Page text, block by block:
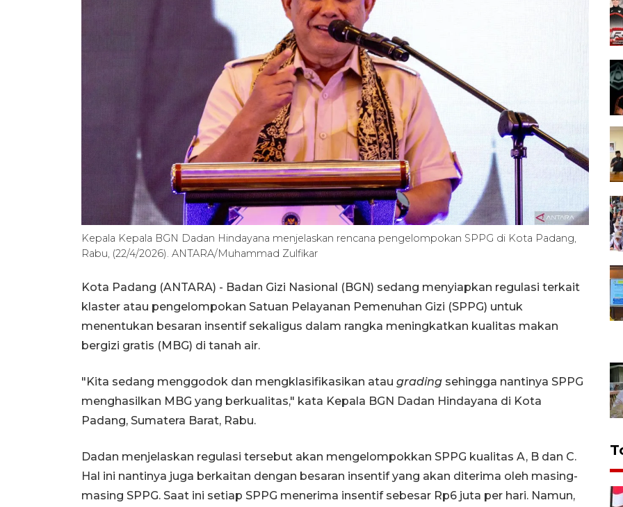
Kepala Kepala BGN Dadan Hindayana menjelaskan rencana pengelompokan SPPG di Kota Padang,
Rabu, (22/4/2026). ANTARA/Muhammad Zulfikar
Kota Padang (ANTARA) - Badan Gizi Nasional (BGN) sedang menyiapkan regulasi terkait
klaster atau pengelompokan Satuan Pelayanan Pemenuhan Gizi (SPPG) untuk
menentukan besaran insentif sekaligus dalam rangka meningkatkan kualitas makan
bergizi gratis (MBG) di tanah air.
"Kita sedang menggodok dan mengklasifikasikan atau grading sehingga nantinya SPPG
menghasilkan MBG yang berkualitas," kata Kepala BGN Dadan Hindayana di Kota
Padang, Sumatera Barat, Rabu.
Dadan menjelaskan regulasi tersebut akan mengelompokkan SPPG kualitas A, B dan C.
Hal ini nantinya juga berkaitan dengan besaran insentif yang akan diterima oleh masing-
masing SPPG. Saat ini setiap SPPG menerima insentif sebesar Rp6 juta per hari. Namun,